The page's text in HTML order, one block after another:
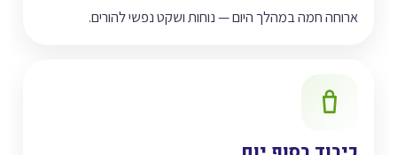
ארוחה חמה במהלך היום — נוחות ושקט נפשי להורים.